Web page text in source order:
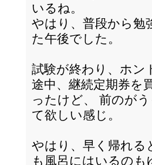
いるね。
やはり、普段から勉
た午後でした。
試験が終わり、ホン
途中、継続定期券を
ったけど、 前のが
て欲しい感じ。
やはり、早く帰れる
も風呂にはいるのも